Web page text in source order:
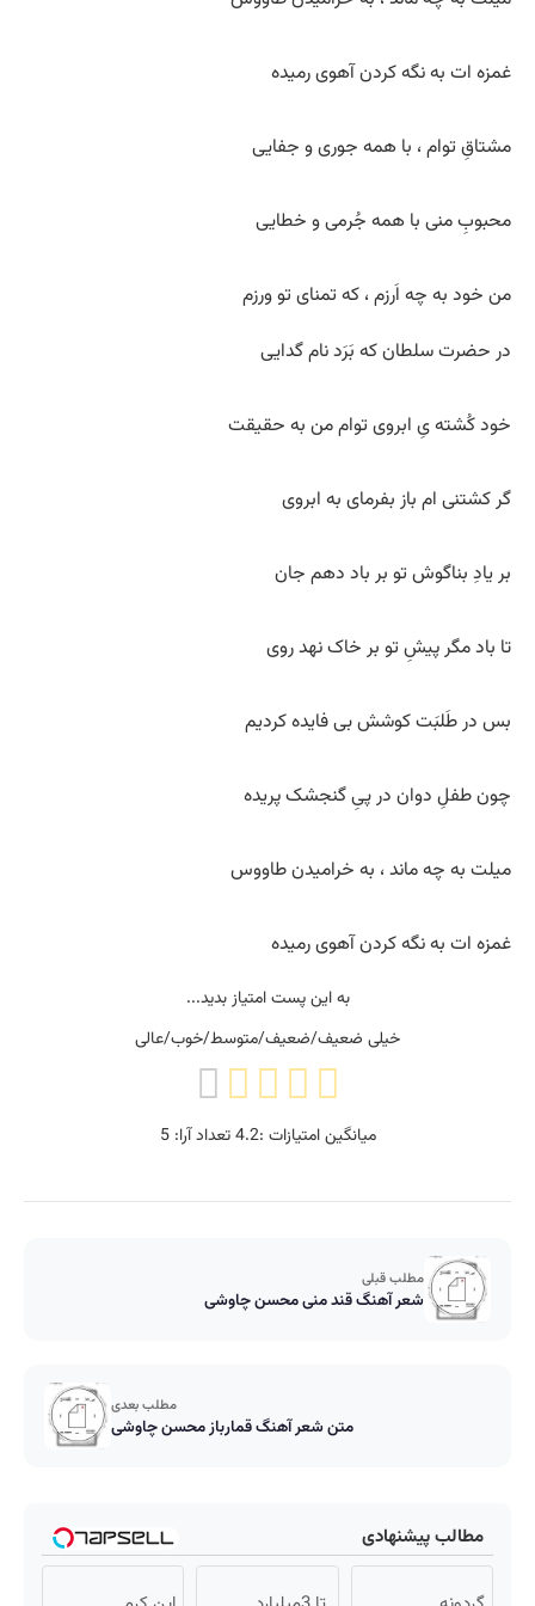
غمزه ات به نگه کردن آهوی رمیده
مشتاقِ توام ، با همه جوری و جفایی
محبوبِ منی با همه جُرمی و خطایی
من خود به چه اَرزم ، که تمنای تو ورزم
در حضرت سلطان که بَرَد نام گدایی
خود کُشته یِ ابروی توام من به حقیقت
گر کشتنی ام باز بفرمای به ابروی
بر یادِ بناگوش تو بر باد دهم جان
تا باد مگر پیشِ تو بر خاک نهد روی
بس در طَلبَت کوشش بی‌ فایده کردیم
چون طفلِ دوان در پیِ گنجشک پریده
میلت به چه ماند ، به خرامیدن طاووس
غمزه ات به نگه کردن آهوی رمیده
به این پست امتیاز بدید...
خیلی ضعیف/ضعیف/متوسط/خوب/عالی
میانگین امتیازات :4.2تعداد آرا:5
مطلب قبلی
شعر آهنگ قند منی محسن چاوشی
مطلب بعدی
متن شعر آهنگ قمارباز محسن چاوشی
مطالب پیشنهادی